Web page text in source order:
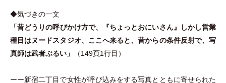
◆気づきの一文
「昔どうりの呼びかけ方で、『ちょっとおにいさん』しかし営業
種目はヌードスタジオ、ここへ来ると、昔からの条件反射で、写
真師は武者ぶるい 」 （149頁1行目 ）
ーー新宿二丁目で女性が呼び込みをする写真とともに寄せられた